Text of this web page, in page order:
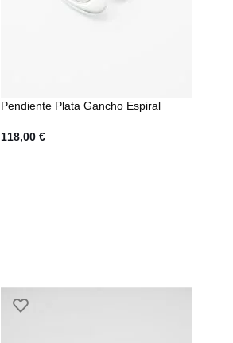
Pendiente Plata Gancho Espiral
118,00 €